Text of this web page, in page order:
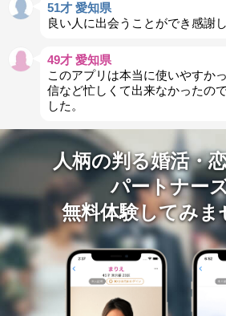
51才 愛知県
良い人に出会うことができ感謝し
49才 愛知県
このアプリは本当に使いやすか
信など忙しくて出来なかったの
した。
人柄の判る婚活・
パートナー
無料体験してみま